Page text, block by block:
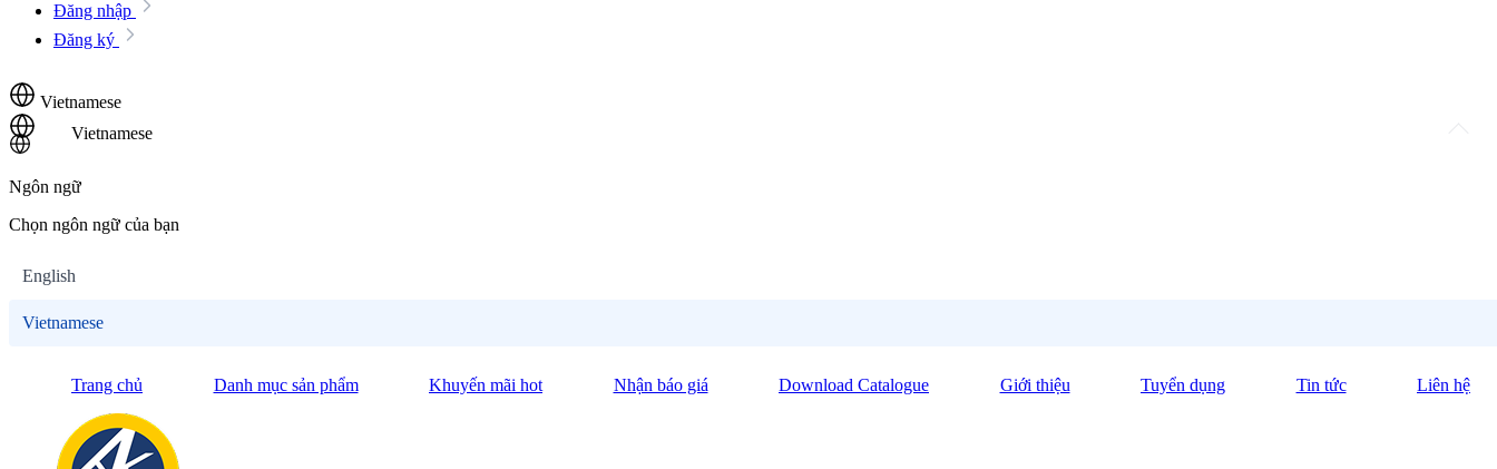
Đăng nhập
Đăng ký
Vietnamese
Vietnamese
Ngôn ngữ
Chọn ngôn ngữ của bạn
English
Vietnamese
Trang chủ Danh mục sản phẩm Khuyến mãi hot Nhận báo giá Download Catalogue Giới thiệu Tuyển dụng Tin tức Liên hệ